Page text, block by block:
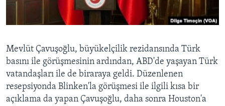
Mevlüt Çavuşoğlu, büyükelçilik rezidansında Türk
basını ile görüşmesinin ardından, ABD'de yaşayan Türk
vatandaşları ile de biraraya geldi. Düzenlenen
resepsiyonda Blinken'la görüşmesi ile ilgili kısa bir
açıklama da yapan Çavuşoğlu, daha sonra Houston'a